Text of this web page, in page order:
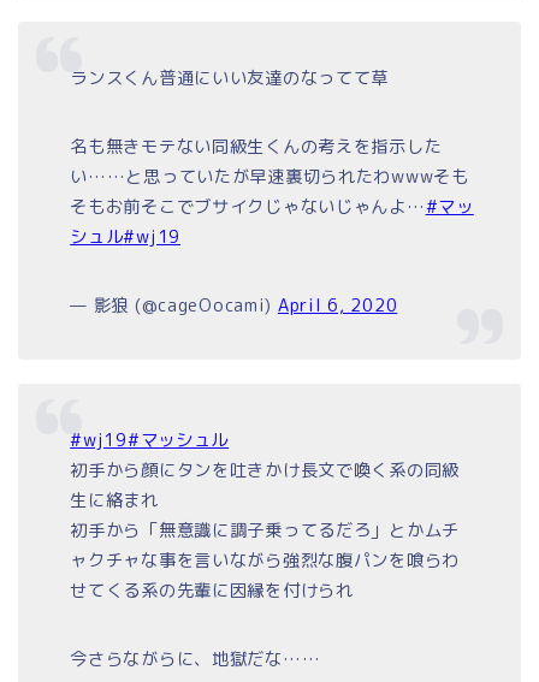
ランスくん普通にいい友達のなってて草
名も無きモテない同級生くんの考えを指示した
い……と思っていたが早速裏切られたわwwwそも
そもお前そこでブサイクじゃないじゃんよ…#マッ
シュル#wj19
— 影狼 (@cageOocami) April 6, 2020
#wj19#マッシュル
初手から顔にタンを吐きかけ長文で喚く系の同級
生に絡まれ
初手から「無意識に調子乗ってるだろ」とかムチ
ャクチャな事を言いながら強烈な腹パンを喰らわ
せてくる系の先輩に因縁を付けられ
今さらながらに、地獄だな……